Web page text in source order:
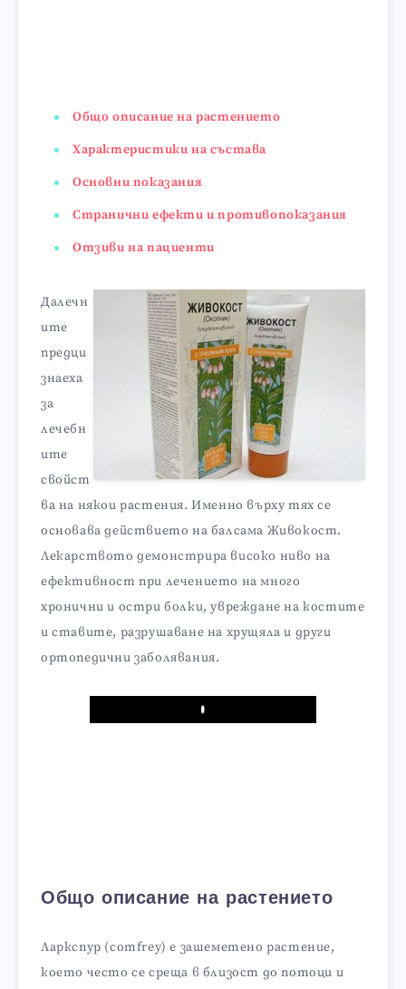
Общо описание на растението
Характеристики на състава
Основни показания
Странични ефекти и противопоказания
Отзиви на пациенти
Далечн
ите
предци
знаеха
за
лечебн
ите
свойст
ва на някои растения. Именно върху тях се
основава действието на балсама Живокост.
Лекарството демонстрира високо ниво на
ефективност при лечението на много
хронични и остри болки, увреждане на костите
и ставите, разрушаване на хрущяла и други
ортопедични заболявания.
Play
Общо описание на растението
Ларкспур (comfrey) е зашеметено растение,
което често се среща в близост до потоци и